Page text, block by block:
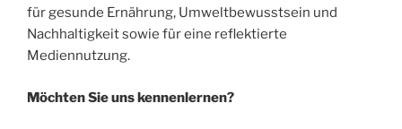
für gesunde Ernährung, Umweltbewusstsein und
Nachhaltigkeit sowie für eine reflektierte
Mediennutzung.
Möchten Sie uns kennenlernen?